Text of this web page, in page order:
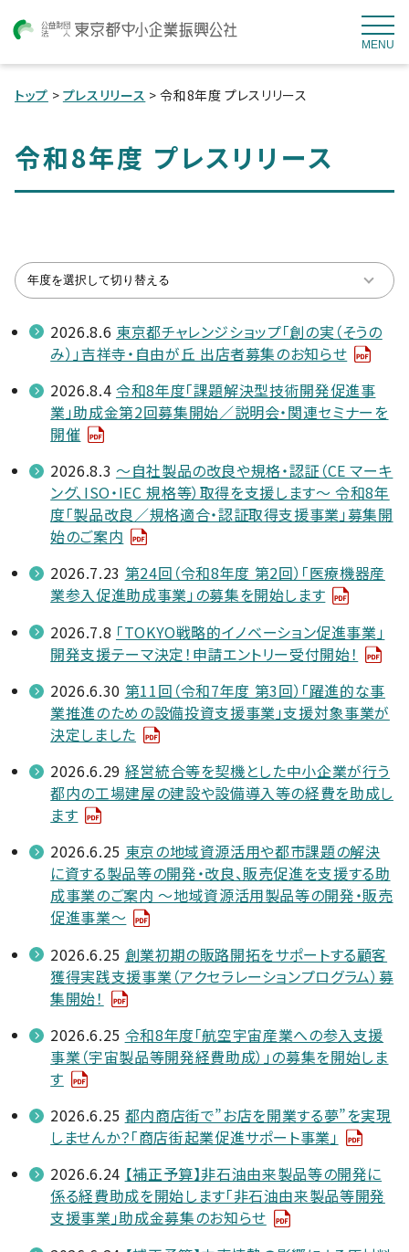
MENU
トップ > プレスリリース > 令和8年度 プレスリリース
令和8年度 プレスリリース
2026.8.6 東京都チャレンジショップ「創の実（そうの
み）」吉祥寺・自由が丘 出店者募集のお知らせ
2026.8.4 令和8年度「課題解決型技術開発促進事
業」助成金第2回募集開始／説明会・関連セミナーを
開催
2026.8.3 ～自社製品の改良や規格・認証（CE マーキ
ング、ISO・IEC 規格等）取得を支援します～ 令和8年
度「製品改良／規格適合・認証取得支援事業」募集開
始のご案内
2026.7.23 第24回（令和8年度 第2回）「医療機器産
業参入促進助成事業」の募集を開始します
2026.7.8 「TOKYO戦略的イノベーション促進事業」
開発支援テーマ決定！申請エントリー受付開始！
2026.6.30 第11回（令和7年度 第3回）「躍進的な事
業推進のための設備投資支援事業」支援対象事業が
決定しました
2026.6.29 経営統合等を契機とした中小企業が行う
都内の工場建屋の建設や設備導入等の経費を助成し
ます
2026.6.25 東京の地域資源活用や都市課題の解決
に資する製品等の開発・改良、販売促進を支援する助
成事業のご案内 ～地域資源活用製品等の開発・販売
促進事業～
2026.6.25 創業初期の販路開拓をサポートする顧客
獲得実践支援事業（アクセラレーションプログラム）募
集開始！
2026.6.25 令和8年度「航空宇宙産業への参入支援
事業（宇宙製品等開発経費助成）」の募集を開始しま
す
2026.6.25 都内商店街で”お店を開業する夢”を実現
しませんか？「商店街起業促進サポート事業」
2026.6.24 【補正予算】非石油由来製品等の開発に
係る経費助成を開始します「非石油由来製品等開発
支援事業」助成金募集のお知らせ